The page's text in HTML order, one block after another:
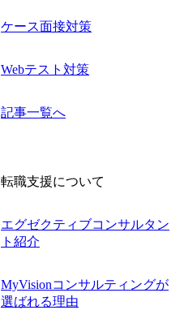
ケース面接対策
Webテスト対策
記事一覧へ
転職支援について
エグゼクティブコンサルタン
ト紹介
MyVisionコンサルティングが
選ばれる理由